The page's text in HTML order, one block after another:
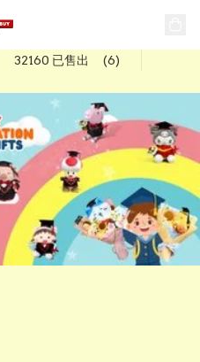
32160 已售出 (6)